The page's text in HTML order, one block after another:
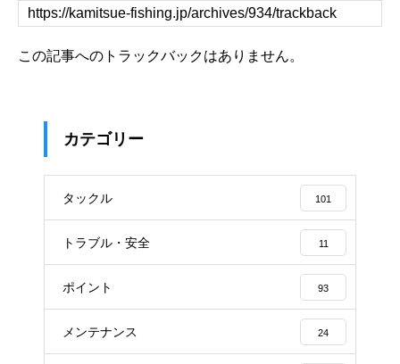
この記事へのトラックバックはありません。
カテゴリー
タックル 101
トラブル・安全 11
ポイント 93
メンテナンス 24